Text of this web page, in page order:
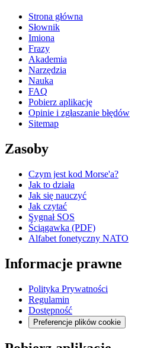
Strona główna
Słownik
Imiona
Frazy
Akademia
Narzędzia
Nauka
FAQ
Pobierz aplikację
Opinie i zgłaszanie błędów
Sitemap
Zasoby
Czym jest kod Morse'a?
Jak to działa
Jak się nauczyć
Jak czytać
Sygnał SOS
Ściągawka (PDF)
Alfabet fonetyczny NATO
Informacje prawne
Polityka Prywatności
Regulamin
Dostępność
Preferencje plików cookie